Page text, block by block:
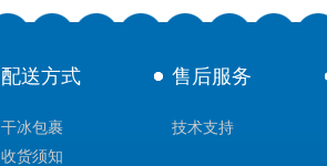
配送方式
干冰包裹
收货须知
售后服务
技术支持